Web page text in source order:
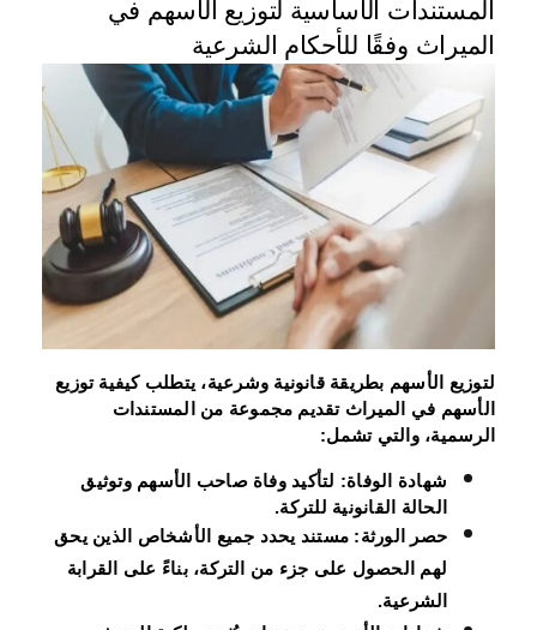
المستندات الأساسية لتوزيع الأسهم في
الميراث وفقًا للأحكام الشرعية
لتوزيع الأسهم بطريقة قانونية وشرعية، يتطلب كيفية توزيع
الأسهم في الميراث تقديم مجموعة من المستندات
الرسمية، والتي تشمل:
شهادة الوفاة: لتأكيد وفاة صاحب الأسهم وتوثيق
الحالة القانونية للتركة.
حصر الورثة: مستند يحدد جميع الأشخاص الذين يحق
لهم الحصول على جزء من التركة، بناءً على القرابة
الشرعية.